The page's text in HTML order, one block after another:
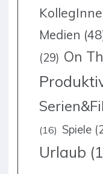
Medien
(29) On
(16) Spiele
Urlaub